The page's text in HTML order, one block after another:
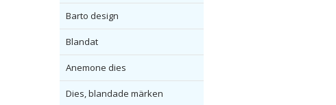
Barto design
Blandat
Anemone dies
Dies, blandade märken